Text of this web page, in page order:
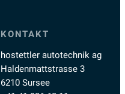
KONTAKT
hostettler autotechnik ag
Haldenmattstrasse 3
6210 Sursee